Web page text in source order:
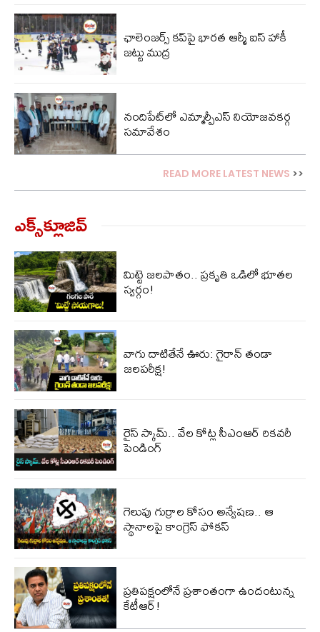
ఛాలెంజర్స్ కప్‌పై భారత ఆర్మీ ఐస్ హాకీ
జట్టు ముద్ర
నందిపేట్‌లో ఎమ్మార్పీఎస్ నియోజవకర్గ
సమావేశం
READ MORE LATEST NEWS >>
ఎక్స్‌క్లూజివ్‌
మిట్టె జలపాతం.. ప్రకృతి ఒడిలో భూతల
స్వర్గం!
వాగు దాటితేనే ఊరు: గైరాన్ తండా
జలపరీక్ష!
రైస్ స్కామ్.. వేల కోట్ల‌ సీఎంఆర్ రికవరీ
పెండింగ్
గెలుపు గుర్రాల కోసం అన్వేషణ.. ఆ
స్థానాలపై కాంగ్రెస్ ఫోకస్
ప్ర‌తిప‌క్షంలోనే ప్ర‌శాంతంగా ఉందంటున్న
కేటీఆర్!